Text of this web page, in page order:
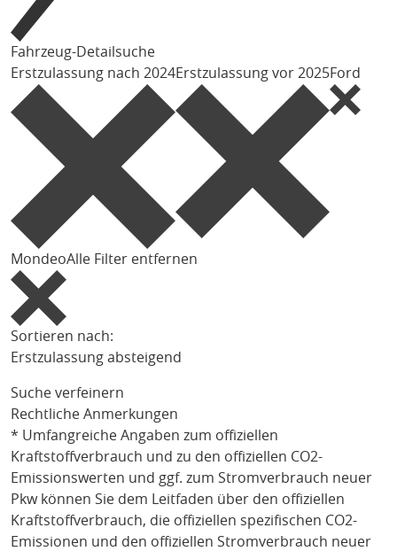
Fahrzeug-Detailsuche
Erstzulassung nach 2024Erstzulassung vor 2025Ford
MondeoAlle Filter entfernen
Sortieren nach:
Erstzulassung absteigend
Suche verfeinern
Rechtliche Anmerkungen
* Umfangreiche Angaben zum offiziellen
Kraftstoffverbrauch und zu den offiziellen CO2-
Emissionswerten und ggf. zum Stromverbrauch neuer
Pkw können Sie dem Leitfaden über den offiziellen
Kraftstoffverbrauch, die offiziellen spezifischen CO2-
Emissionen und den offiziellen Stromverbrauch neuer